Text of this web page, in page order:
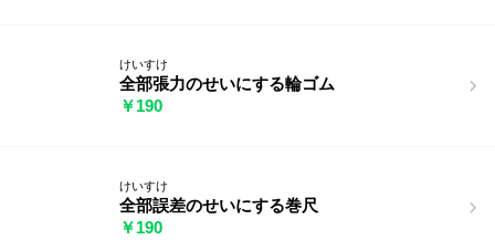
けいすけ
全部張力のせいにする輪ゴム
￥190
けいすけ
全部誤差のせいにする巻尺
￥190